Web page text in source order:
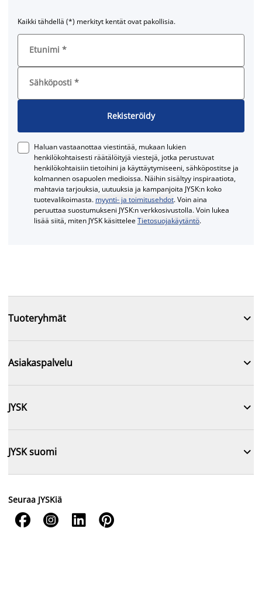
Kaikki tähdellä (*) merkityt kentät ovat pakollisia.
Etunimi *
Sähköposti *
Rekisteröidy
Haluan vastaanottaa viestintää, mukaan lukien
henkilökohtaisesti räätälöityjä viestejä, jotka perustuvat
henkilökohtaisiin tietoihini ja käyttäytymiseeni, sähköpostitse ja
kolmannen osapuolen medioissa. Näihin sisältyy inspiraatiota,
mahtavia tarjouksia, uutuuksia ja kampanjoita JYSK:n koko
tuotevalikoimasta. myynti- ja toimitusehdot. Voin aina
peruuttaa suostumukseni JYSK:n verkkosivustolla. Voin lukea
lisää siitä, miten JYSK käsitteleeTietosuojakäytäntö.
Tuoteryhmät 
Asiakaspalvelu 
JYSK 
JYSK suomi 
Seuraa JYSKiä
   